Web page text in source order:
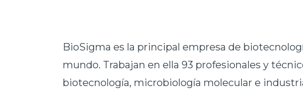
BioSigma es la principal empresa de
mundo. Trabajan en ella 93 profesionales y
biotecnología, microbiología molecular e